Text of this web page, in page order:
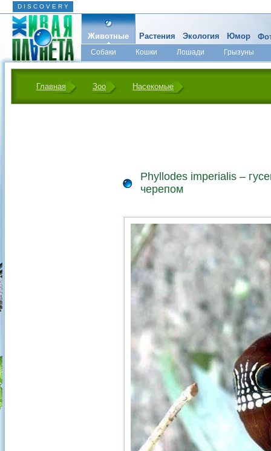
D I S C O V E R Y
Животные
Собаки Кошки Лошади
Грызуны
Микромир
Растения Экология Юмор
Главная Зоо Насекомые
Phyllodes imperialis –
черепом